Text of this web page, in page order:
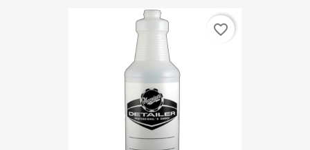
favorite_border